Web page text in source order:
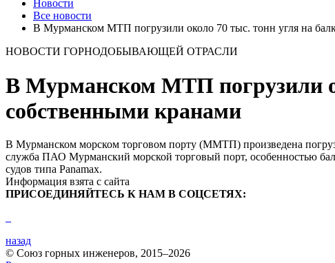
Новости
Все новости
В Мурманском МТП погрузили около 70 тыс. тонн угля на
НОВОСТИ ГОРНОДОБЫВАЮЩЕЙ ОТРАСЛИ
В Мурманском МТП погрузили
собственными кранами
В Мурманском морском торговом порту (ММТП) произведена
служба ПАО Мурманский морской торговый порт, особенностью
судов типа Panamax.
Информация взята с сайта
ПРИСОЕДИНЯЙТЕСЬ К НАМ В СОЦСЕТЯХ:
назад
© Союз горных инженеров, 2015–2026